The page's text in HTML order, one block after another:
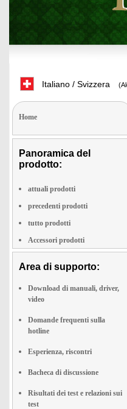
Italiano / Svizzera
Home
Panoramica del
prodotto:
attuali prodotti
precedenti prodotti
tutto prodotti
Accessori prodotti
Area di supporto:
Download di manuali, driver,
video
Domande frequenti sulla
hotline
Esperienza, riscontri
Bacheca di discussione
Risultati dei test e relazioni sui
test